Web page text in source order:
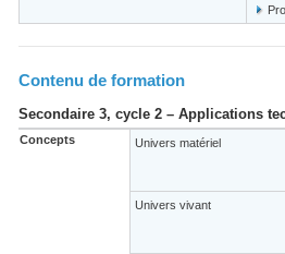
Contenu de formation
Secondaire 3, cycle 2 – Applications
Concepts Univers matériel
Univers vivant